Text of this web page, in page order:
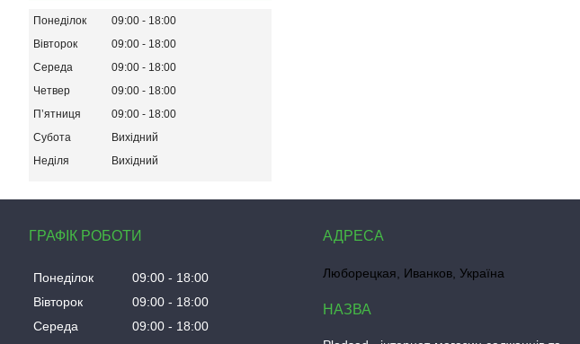
Понеділок 09:00
18:00
Вівторок
09:00
18:00
Середа
09:00
18:00
Четвер
09:00
18:00
Пʼятниця
09:00
18:00
Субота
Вихідний
Неділя
Вихідний
ГРАФІК РОБОТИ
Понеділок 09:00
18:00
Вівторок
09:00
18:00
Середа
09:00
18:00
Люборецкая, Иванков, Україна